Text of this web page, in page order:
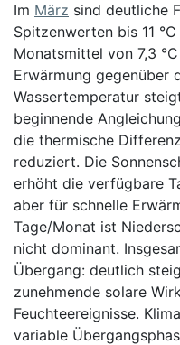
Im März sind deutliche
Spitzenwerten bis 11
Monatsmittel von 7,3
Erwärmung gegenüber
Wassertemperatur
beginnende
die thermische
reduziert. Die
erhöht die verfügbare
aber für schnelle
Tage/Monat ist
nicht dominant.
Übergang: deutlich
zunehmende solare
Feuchteereignisse.
variable